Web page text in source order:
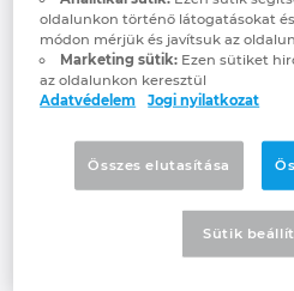
CADTALK
Épülettechnológia
Felhasználói beszámolók
Konfiguráció
PDM / PLM Integráció
EPLAN Data Portal
EPLAN Education
EPLAN Education
EPLAN Experience
Blog
Telephelyek
Kapcsolat
Brunei
Bulgaria
oldalunkon történő látogatásokat
módon mérjük és javítsuk az
Marketing sütik:Ezen sütiket
az oldalunkon keresztül
Adatvédelem Jogi nyilatkozat
Összes elutasítása
Sütik